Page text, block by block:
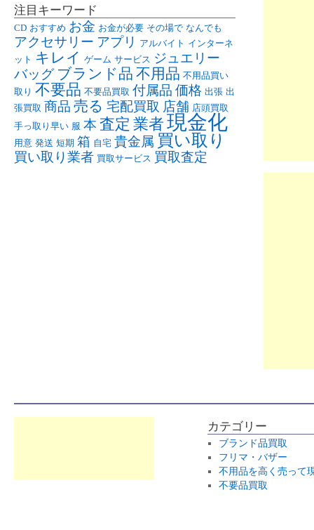
注目キーワード
CD おすすめ お金 お金が必要 その場で なんでも
アクセサリー アプリ アルバイト インターネ
ット
キレイ ゲーム サービス ジュエリー
バッグ ブランド品 不用品 不用品買い
取り 不要品 不要品買取 付属品 価格 出張 出
張買取 商品 売る 宅配買取 店舗 店頭買取
手っ取り早い 服 本 査定 業者 現金化
用意 発送 短期 箱 自宅 貴金属 買い取り
買い取り業者 買取サービス 買取査定
カテゴリー
ブランド品買取
フリマ・バザー
不用品を高く売って
不要品買取